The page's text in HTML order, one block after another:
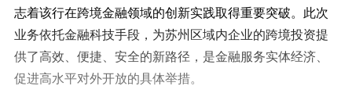
志着该行在跨境金融领域的创新实践取得重要突破。此次
业务依托金融科技手段，为苏州区域内企业的跨境投资提
供了高效、便捷、安全的新路径，是金融服务实体经济、
促进高水平对外开放的具体举措。